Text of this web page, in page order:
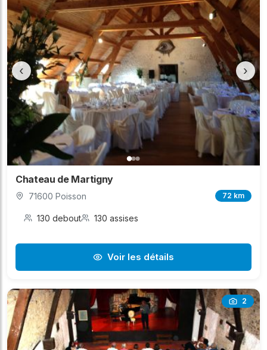
‹ ›
Chateau de Martigny
71600 Poisson 72 km
130 debout 130 assises
Voir les détails
2